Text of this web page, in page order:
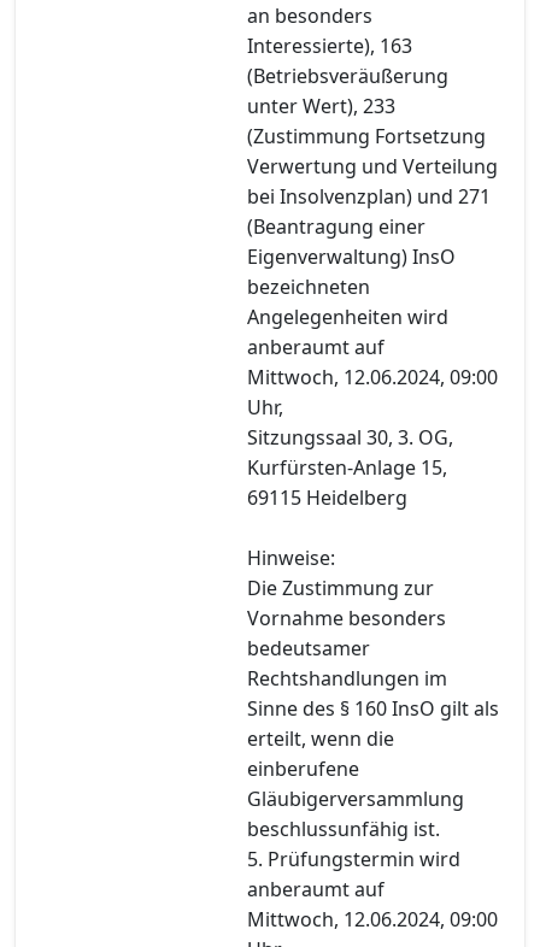
an besonders
Interessierte), 163
(Betriebsveräußerung
unter Wert), 233
(Zustimmung Fortsetzung
Verwertung und Verteilung
bei Insolvenzplan) und 271
(Beantragung einer
Eigenverwaltung) InsO
bezeichneten
Angelegenheiten wird
anberaumt auf
Mittwoch, 12.06.2024, 09:00
Uhr,
Sitzungssaal 30, 3. OG,
Kurfürsten-Anlage 15,
69115 Heidelberg
Hinweise:
Die Zustimmung zur
Vornahme besonders
bedeutsamer
Rechtshandlungen im
Sinne des § 160 InsO gilt als
erteilt, wenn die
einberufene
Gläubigerversammlung
beschlussunfähig ist.
5. Prüfungstermin wird
anberaumt auf
Mittwoch, 12.06.2024, 09:00